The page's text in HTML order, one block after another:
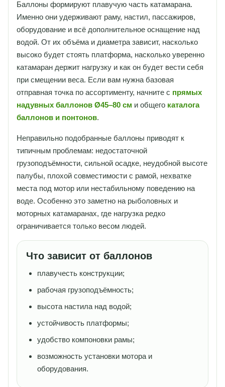
Баллоны формируют плавучую часть катамарана.
Именно они удерживают раму, настил, пассажиров,
оборудование и всё дополнительное оснащение над
водой. От их объёма и диаметра зависит, насколько
высоко будет стоять платформа, насколько уверенно
катамаран держит нагрузку и как он будет вести себя
при смещении веса. Если вам нужна базовая
отправная точка по ассортименту, начните с прямых
надувных баллонов Ø45–80 см и общего каталога
баллонов и понтонов.
Неправильно подобранные баллоны приводят к
типичным проблемам: недостаточной
грузоподъёмности, сильной осадке, неудобной высоте
палубы, плохой совместимости с рамой, нехватке
места под мотор или нестабильному поведению на
воде. Особенно это заметно на рыболовных и
моторных катамаранах, где нагрузка редко
ограничивается только весом людей.
Что зависит от баллонов
плавучесть конструкции;
рабочая грузоподъёмность;
высота настила над водой;
устойчивость платформы;
удобство компоновки рамы;
возможность установки мотора и
оборудования.